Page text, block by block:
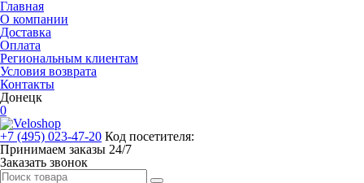
Главная
О компании
Доставка
Оплата
Региональным клиентам
Условия возврата
Контакты
Донецк
0
+7 (495) 023-47-20 Код посетителя:
Принимаем заказы 24/7
Заказать звонок